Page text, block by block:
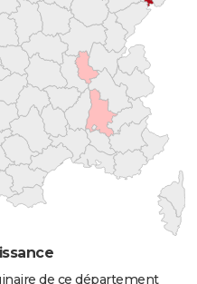
de ce département